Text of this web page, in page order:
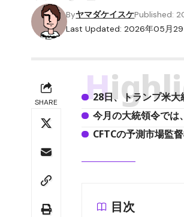
Last Updated: 2026年05月29
ByヤマダケイスケPublished:
SHARE
28日、トランプ米
今月の大統領令では
CFTCの予測市場監
目次